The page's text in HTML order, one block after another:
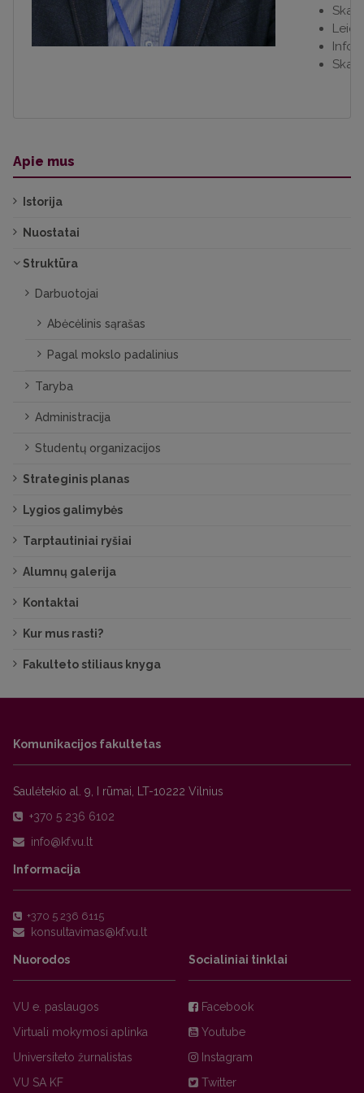
Apie mus
Istorija
Nuostatai
Struktūra
Darbuotojai
Abėcėlinis sąrašas
Pagal mokslo padalinius
Taryba
Administracija
Studentų organizacijos
Strateginis planas
Lygios galimybės
Tarptautiniai ryšiai
Alumnų galerija
Kontaktai
Kur mus rasti?
Fakulteto stiliaus knyga
Komunikacijos fakultetas
Saulėtekio al. 9, I rūmai, LT-10222 Vilnius
+370 5 236 6102
Informacija
+370 5 236 6115
Nuorodos
VU e. paslaugos
Virtuali mokymosi aplinka
Universiteto žurnalistas
VU SA KF
Socialiniai tinklai
Facebook
Youtube
Instagram
Twitter